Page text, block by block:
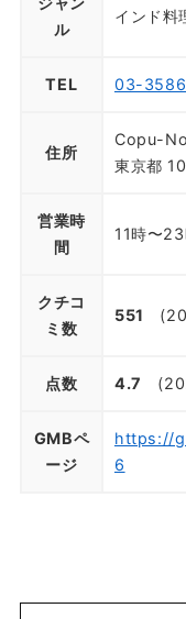
ル
インド料
TEL 03-
住所
Copu-
東京都
営業時
間
11時〜
クチコ
ミ数
551
点数 4.7
GMBペ
ージ
https://
6